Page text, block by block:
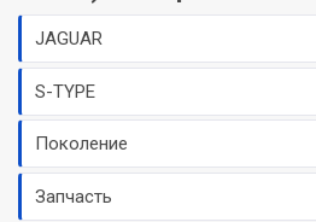
JAGUAR
S-TYPE
Поколение
Запчасть